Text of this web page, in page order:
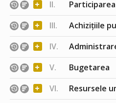
+ II.
+ III. Achizițiile
+ IV.
+ V. Bugetarea
+ VI. Resursele